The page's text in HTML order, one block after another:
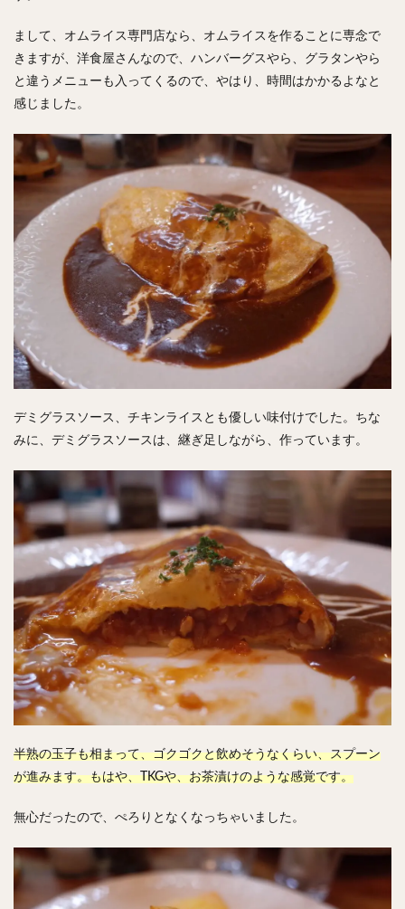
まして、オムライス専門店なら、オムライスを作ることに専念で
きますが、洋食屋さんなので、ハンバーグスやら、グラタンやら
と違うメニューも入ってくるので、やはり、時間はかかるよなと
感じました。
デミグラスソース、チキンライスとも優しい味付けでした。ちな
みに、デミグラスソースは、継ぎ足しながら、作っています。
半熟の玉子も相まって、ゴクゴクと飲めそうなくらい、スプーン
が進みます。もはや、TKGや、お茶漬けのような感覚です。
無心だったので、ぺろりとなくなっちゃいました。